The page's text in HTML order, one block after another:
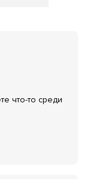
что-то среди